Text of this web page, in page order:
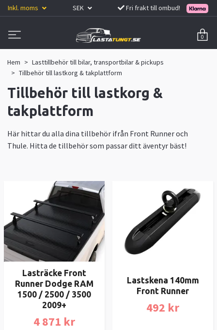
Inkl. moms SEK Fri frakt till ombud!
0
Hem
Lasttillbehör till bilar, transportbilar & pickups
Tillbehör till lastkorg & takplattform
Tillbehör till lastkorg &
takplattform
Här hittar du alla dina tillbehör ifrån Front Runner och
Thule. Hitta de tillbehör som passar ditt äventyr bäst!
Lasträcke Front
Runner Dodge RAM
1500 / 2500 / 3500
2009+
4 871 kr
Lastskena 140mm
Front Runner
492 kr